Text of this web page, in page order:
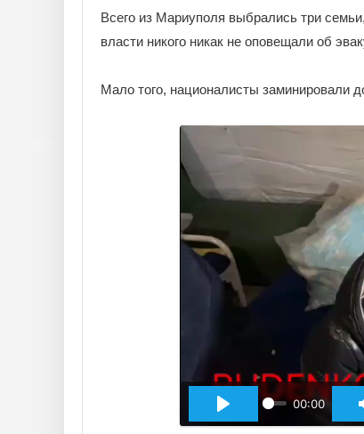
Всего из Мариуполя выбрались три
власти никого никак не оповещали об
Мало того, националисты заминировали
00:00